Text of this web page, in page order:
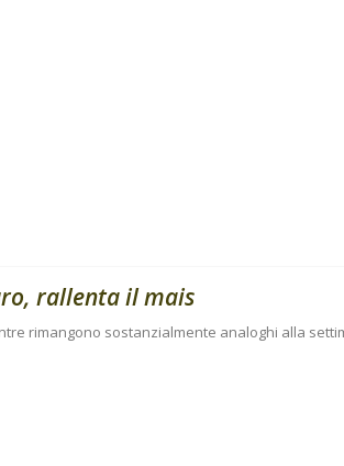
rallenta il mais
rimangono sostanzialmente analoghi alla